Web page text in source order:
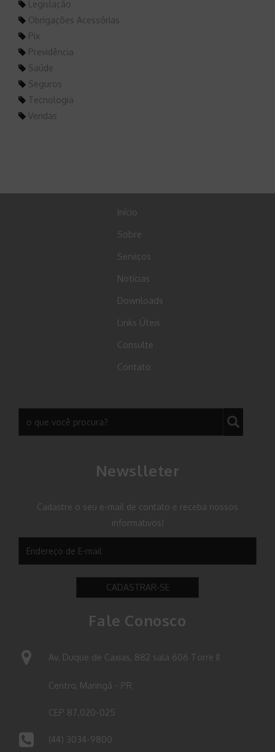
Legislação
Obrigações Acessórias
Pix
Previdência
Saúde
Seguros
Tecnologia
Vendas
Início
Sobre
Serviços
Notícias
Downloads
Links Úteis
Consulte
Contato
Newslleter
Cadastre o seu e-mail de contato e receba nossos
informativos!
CADASTRAR-SE
Fale Conosco
Av. Duque de Caxias, 882 sala 606 Torre II
Centro, Maringá - PR
CEP 87.020-025
(44) 3034-9800